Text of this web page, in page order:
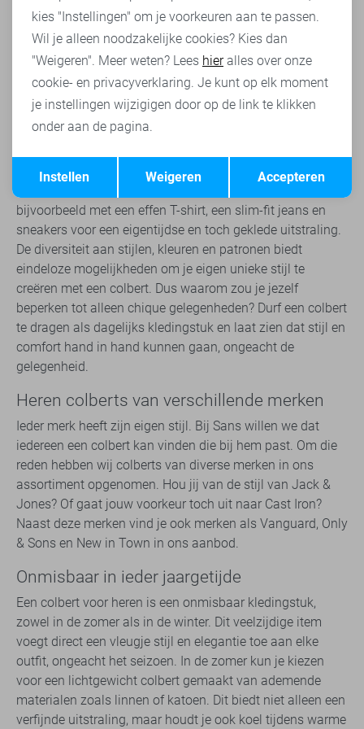
chique gelegenheden. Deze evolutie in de mode heeft
ervoor gezorgd dat colberts een veelzijdig onderdeel zijn
geworden van de moderne herengarderobe. Waar ze
vroeger voornamelijk werden gedragen bij formele
gelegenheden, kun je ze nu ook moeiteloos integreren in je
alledaagse outfits. Een colbert voegt direct een vleugje
klasse en verfijning toe aan elke look, of je nu naar
een avondje uit met vrienden. Met de juiste combinaties
bijvoorbeeld met een effen T-shirt, een slim-fit jeans en
sneakers voor een eigentijdse en toch geklede uitstraling.
De diversiteit aan stijlen, kleuren en patronen biedt
eindeloze mogelijkheden om je eigen unieke stijl te
creëren met een colbert. Dus waarom zou je jezelf
beperken tot alleen chique gelegenheden? Durf een colbert
te dragen als dagelijks kledingstuk en laat zien dat stijl en
comfort hand in hand kunnen gaan, ongeacht de
gelegenheid.
Heren colberts van verschillende merken
Ieder merk heeft zijn eigen stijl. Bij Sans willen we dat
iedereen een colbert kan vinden die bij hem past. Om die
reden hebben wij colberts van diverse merken in ons
assortiment opgenomen. Hou jij van de stijl van Jack &
Jones? Of gaat jouw voorkeur toch uit naar Cast Iron?
Naast deze merken vind je ook merken als Vanguard, Only
& Sons en New in Town in ons aanbod.
Onmisbaar in ieder jaargetijde
Een colbert voor heren is een onmisbaar kledingstuk,
zowel in de zomer als in de winter. Dit veelzijdige item
voegt direct een vleugje stijl en elegantie toe aan elke
outfit, ongeacht het seizoen. In de zomer kun je kiezen
voor een lichtgewicht colbert gemaakt van ademende
materialen zoals linnen of katoen. Dit biedt niet alleen een
verfijnde uitstraling, maar houdt je ook koel tijdens warme
Terug Opslaan
kies "Instellingen" om je voorkeuren aan te passen.
Wil je alleen noodzakelijke cookies? Kies dan
"Weigeren". Meer weten? Lees hieralles over onze
cookie- en privacyverklaring. Je kunt op elk moment
je instellingen wijzigigen door op de link te klikken
onder aan de pagina.
Accepteren
Weigeren
Instellen